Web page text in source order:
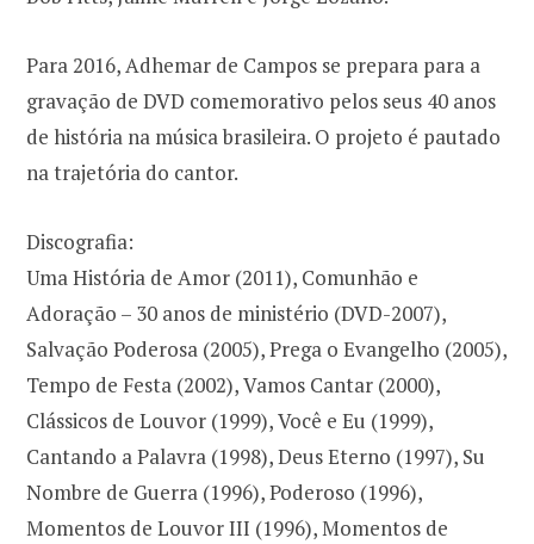
Para 2016, Adhemar de Campos se prepara para a
gravação de DVD comemorativo pelos seus 40 anos
de história na música brasileira. O projeto é pautado
na trajetória do cantor.
Discografia:
Uma História de Amor (2011), Comunhão e
Adoração – 30 anos de ministério (DVD-2007),
Salvação Poderosa (2005), Prega o Evangelho (2005),
Tempo de Festa (2002), Vamos Cantar (2000),
Clássicos de Louvor (1999), Você e Eu (1999),
Cantando a Palavra (1998), Deus Eterno (1997), Su
Nombre de Guerra (1996), Poderoso (1996),
Momentos de Louvor III (1996), Momentos de